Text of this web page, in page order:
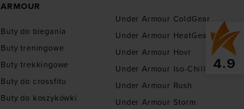
ARMOUR
Buty do biegania
Buty treningowe
Buty trekkingowe
Buty do crossfitu
Buty do koszykówki
Under Armour ColdGear
Under Armour HeatGear
Under Armour Hovr
Under Armour Iso-Chill
Under Armour Rush
Under Armour Storm
4.9